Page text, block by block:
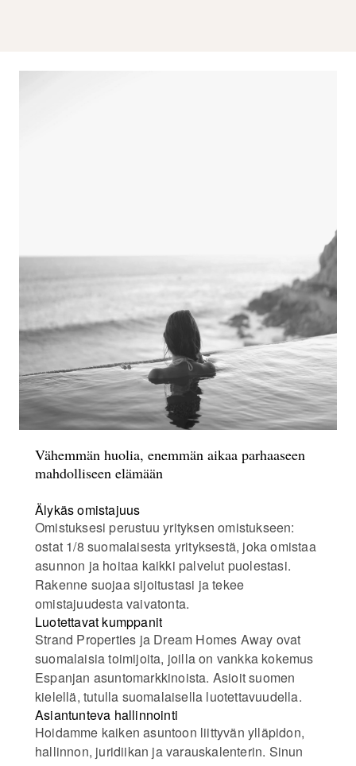
Vähemmän huolia, enemmän aikaa parhaaseen
mahdolliseen elämään
Älykäs omistajuus
Omistuksesi perustuu yrityksen omistukseen:
ostat 1/8 suomalaisesta yrityksestä, joka omistaa
asunnon ja hoitaa kaikki palvelut puolestasi.
Rakenne suojaa sijoitustasi ja tekee
omistajuudesta vaivatonta.
Luotettavat kumppanit
Strand Properties ja Dream Homes Away ovat
suomalaisia toimijoita, joilla on vankka kokemus
Espanjan asuntomarkkinoista. Asioit suomen
kielellä, tutulla suomalaisella luotettavuudella.
Asiantunteva hallinnointi
Hoidamme kaiken asuntoon liittyvän ylläpidon,
hallinnon, juridiikan ja varauskalenterin. Sinun